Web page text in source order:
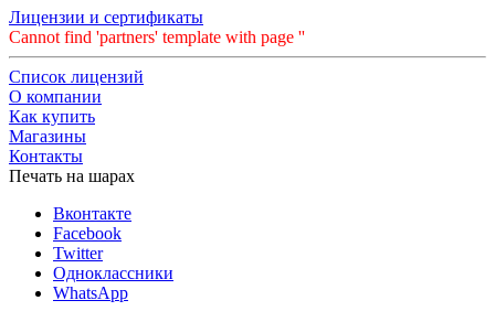
Лицензии и сертификаты
Cannot find 'partners' template with page ''
Список лицензий
О компании
Как купить
Магазины
Контакты
Печать на шарах
Вконтакте
Facebook
Twitter
Одноклассники
WhatsApp